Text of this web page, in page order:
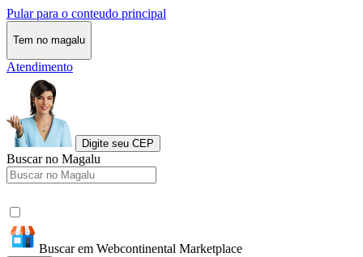
Pular para o conteudo principal
Tem no magalu
Atendimento
Digite seu CEP
Buscar no Magalu
Buscar em Webcontinental Marketplace